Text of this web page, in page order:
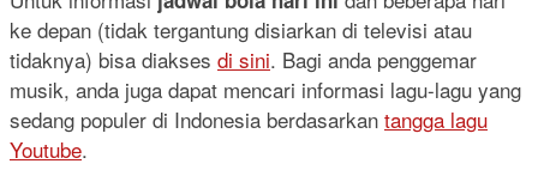
ke depan (tidak tergantung disiarkan di televisi atau
tidaknya) bisa diakses di sini. Bagi anda penggemar
musik, anda juga dapat mencari informasi lagu-lagu yang
sedang populer di Indonesia berdasarkan tangga lagu
Youtube.